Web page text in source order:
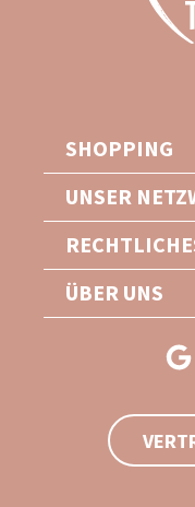
SHOPPING
UNSER
ÜBER UNS